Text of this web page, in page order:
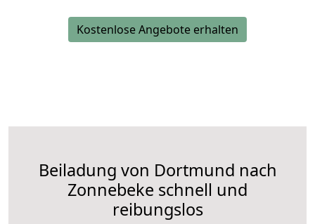
Kostenlose Angebote erhalten
Beiladung von Dortmund nach
Zonnebeke schnell und
reibungslos